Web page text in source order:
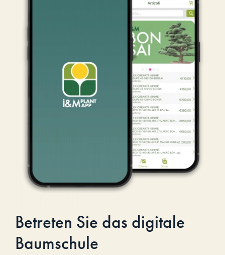
Betreten Sie das digitale
Baumschule